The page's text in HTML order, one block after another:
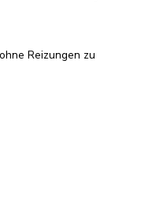
Reizungen zu